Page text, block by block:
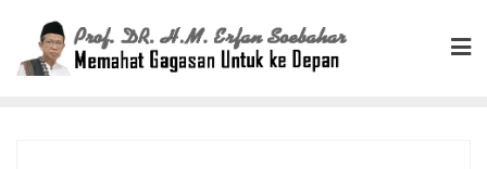
content